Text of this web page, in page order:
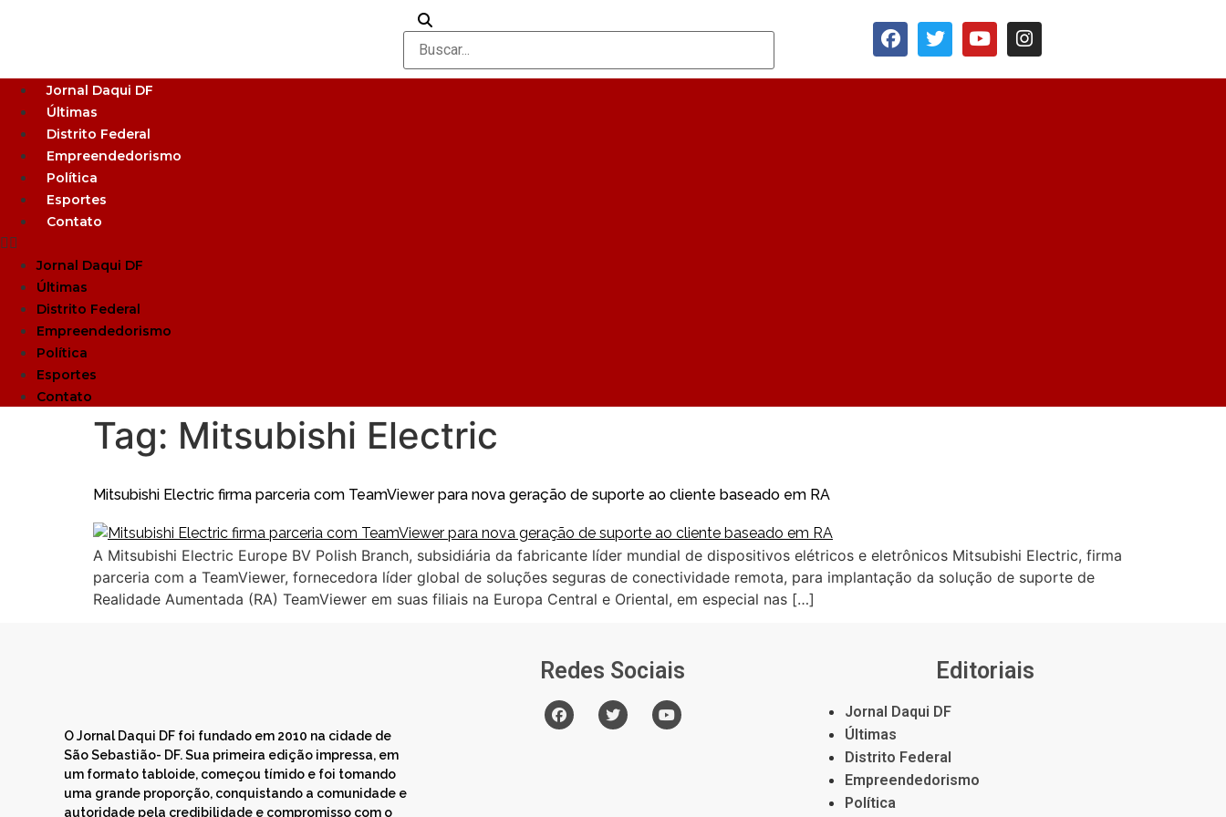
Jornal Daqui DF
Últimas
Distrito Federal
Empreendedorismo
Política
Esportes
Contato
Jornal Daqui DF
Últimas
Distrito Federal
Empreendedorismo
Política
Esportes
Contato
Tag: Mitsubishi Electric
Mitsubishi Electric firma parceria com TeamViewer para nova geração de suporte ao cliente baseado em RA
A Mitsubishi Electric Europe BV Polish Branch, subsidiária da fabricante líder mundial de dispositivos elétricos e eletrônicos Mitsubishi Electric, firma
parceria com a TeamViewer, fornecedora líder global de soluções seguras de conectividade remota, para implantação da solução de suporte de
Realidade Aumentada (RA) TeamViewer em suas filiais na Europa Central e Oriental, em especial nas […]
O Jornal Daqui DF foi fundado em 2010 na cidade de
São Sebastião- DF. Sua primeira edição impressa, em
um formato tabloide, começou tímido e foi tomando
uma grande proporção, conquistando a comunidade e
autoridade pela credibilidade e compromisso com o
Redes Sociais Editoriais
Jornal Daqui DF
Últimas
Distrito Federal
Empreendedorismo
Política